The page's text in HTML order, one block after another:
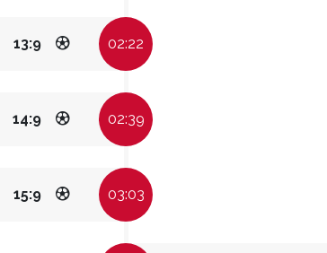
13:9 02:22
14:9 02:39
15:9 03:03